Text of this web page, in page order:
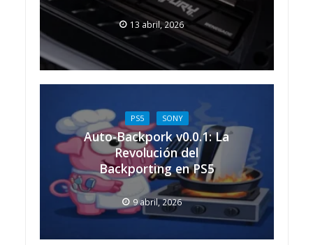
13 abril, 2026
PS5 SONY
Auto-Backpork v0.0.1: La
Revolución del
Backporting en PS5
9 abril, 2026